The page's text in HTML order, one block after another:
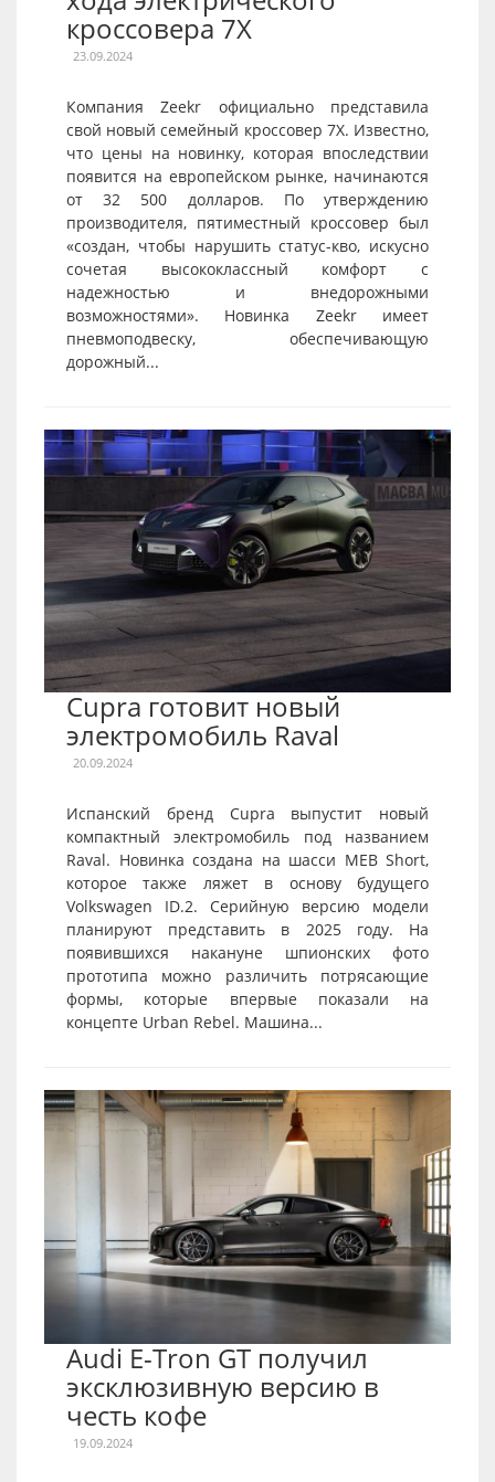
кроссовера 7X
23.09.2024
Компания Zeekr официально представила
свой новый семейный кроссовер 7X. Известно,
что цены на новинку, которая впоследствии
появится на европейском рынке, начинаются
от 32 500 долларов. По утверждению
производителя, пятиместный кроссовер был
«создан, чтобы нарушить статус-кво, искусно
сочетая высококлассный комфорт с
надежностью и внедорожными
возможностями». Новинка Zeekr имеет
пневмоподвеску, обеспечивающую
дорожный...
Cupra готовит новый
электромобиль Raval
20.09.2024
Испанский бренд Cupra выпустит новый
компактный электромобиль под названием
Raval. Новинка создана на шасси MEB Short,
которое также ляжет в основу будущего
Volkswagen ID.2. Серийную версию модели
планируют представить в 2025 году. На
появившихся накануне шпионских фото
прототипа можно различить потрясающие
формы, которые впервые показали на
концепте Urban Rebel. Машина...
Audi E-Tron GT получил
эксклюзивную версию в
честь кофе
19.09.2024